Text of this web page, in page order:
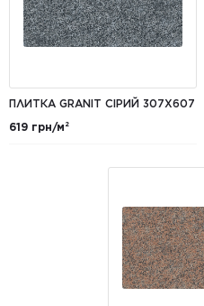
ПЛИТКА GRANIT СІРИЙ 307Х607
619 грн/м²